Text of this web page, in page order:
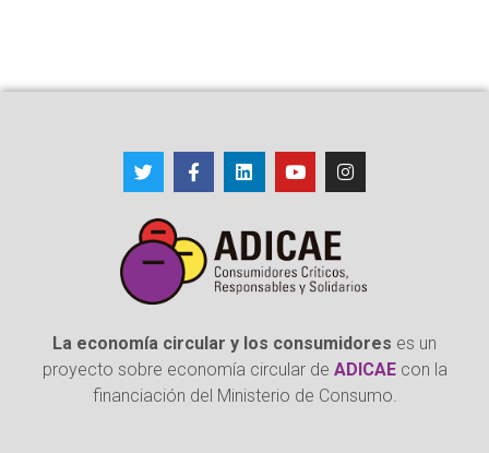
La economía circular y los consumidores es un
proyecto sobre economía circular de ADICAEcon la
financiación del Ministerio de Consumo.